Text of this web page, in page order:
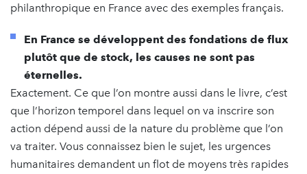
philanthropique en France avec des exemples français.
En France se développent des fondations de flux
plutôt que de stock, les causes ne sont pas
éternelles.
Exactement. Ce que l’on montre aussi dans le livre, c’est
que l’horizon temporel dans lequel on va inscrire son
action dépend aussi de la nature du problème que l’on
va traiter. Vous connaissez bien le sujet, les urgences
humanitaires demandent un flot de moyens très rapides